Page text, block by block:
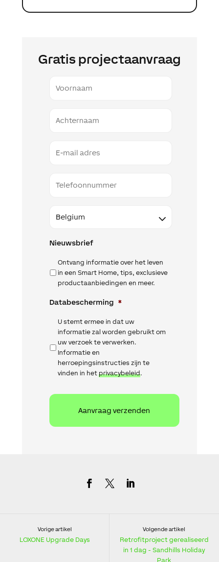
Gratis projectaanvraag
Nieuwsbrief
Ontvang informatie over het leven
in een Smart Home, tips, exclusieve
productaanbiedingen en meer.
Databescherming *
U stemt ermee in dat uw
informatie zal worden gebruikt om
uw verzoek te verwerken.
Informatie en
herroepingsinstructies zijn te
vinden in het privacybeleid.
Vorige artikel
LOXONE Upgrade Days
Volgende artikel
Retrofitproject gerealiseerd
in 1 dag - Sandhills Holiday
Park